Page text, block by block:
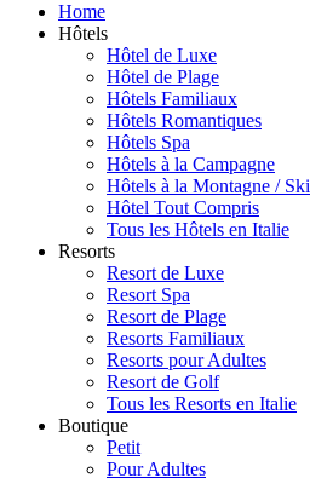
Home
Hôtels
Hôtel de Luxe
Hôtel de Plage
Hôtels Familiaux
Hôtels Romantiques
Hôtels Spa
Hôtels à la Campagne
Hôtels à la Montagne / Ski
Hôtel Tout Compris
Tous les Hôtels en Italie
Resorts
Resort de Luxe
Resort Spa
Resort de Plage
Resorts Familiaux
Resorts pour Adultes
Resort de Golf
Tous les Resorts en Italie
Boutique
Petit
Pour Adultes